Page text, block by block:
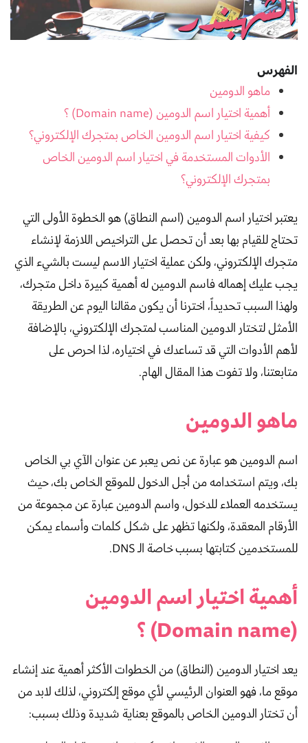
الفهرس
ماهو الدومين
أهمية اختيار اسم الدومين (Domain name) ؟
كيفية اختيار اسم الدومين الخاص بمتجرك الإلكتروني؟
الأدوات المستخدمة في اختيار اسم الدومين الخاص
بمتجرك الإلكتروني؟
يعتبر اختيار اسم الدومين (اسم النطاق) هو الخطوة الأولى التي
تحتاج للقيام بها بعد أن تحصل على التراخيص اللازمة لإنشاء
متجرك الإلكتروني، ولكن عملية اختيار الاسم ليست بالشيء الذي
يجب عليك إهماله فاسم الدومين له أهمية كبيرة داخل متجرك،
ولهذا السبب تحديداً، اخترنا أن يكون مقالنا اليوم عن الطريقة
الأمثل لتختار الدومين المناسب لمتجرك الإلكتروني، بالإضافة
لأهم الأدوات التي قد تساعدك في اختياره، لذا احرص على
متابعتنا، ولا تفوت هذا المقال الهام.
ماهو الدومين
اسم الدومين هو عبارة عن نص يعبر عن عنوان الآي بي الخاص
بك، ويتم استخدامه من أجل الدخول للموقع الخاص بك، حيث
يستخدمه العملاء للدخول، واسم الدومين عبارة عن مجموعة من
الأرقام المعقدة، ولكنها تظهر على شكل كلمات وأسماء يمكن
للمستخدمين كتابتها بسبب خاصة الـ DNS.
أهمية اختيار اسم الدومين
(Domain name) ؟
يعد اختيار الدومين (النطاق) من الخطوات الأكثر أهمية عند إنشاء
موقع ما، فهو العنوان الرئيسي لأي موقع إلكتروني، لذلك لابد من
أن تختار الدومين الخاص بالموقع بعناية شديدة وذلك بسبب: